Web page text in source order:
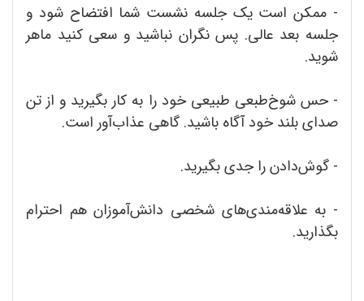
- ممکن است یک جلسه نشست شما افتضاح شود و
جلسه بعد عالی. پس نگران نباشید و سعی کنید ماهر
شوید.
- حس شوخ‌طبعی طبیعی خود را به کار بگیرید و از تن
صدای بلند خود آگاه باشید. گاهی عذاب‌آور است.
- گوش‌دادن را جدی بگیرید.
- به علاقه‌مندی‌های شخصی دانش‌آموزان هم احترام
بگذارید.